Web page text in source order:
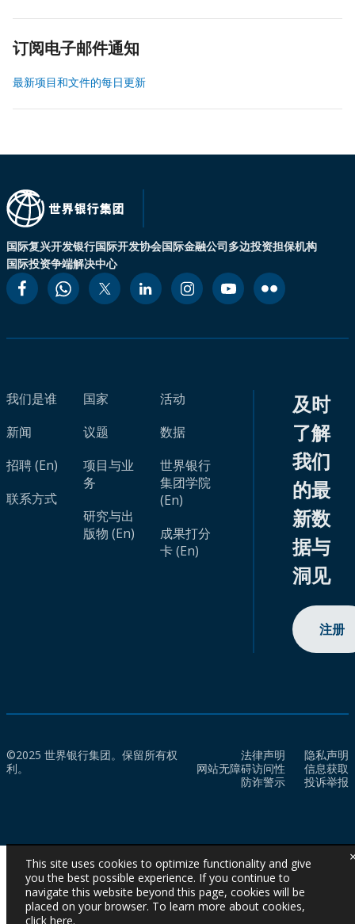
订阅电子邮件通知
最新项目和文件的每日更新
国际复兴开发银行国际开发协会国际金融公司多边投资担保机构
国际投资争端解决中心
我们是谁
新闻
招聘 (En)
联系方式
国家
议题
项目与业
务
研究与出
版物 (En)
活动
数据
世界银行
集团学院
(En)
成果打分
卡 (En)
及时
了解
我们
的最
新数
据与
洞见
注册
©2025 世界银行集团。保留所有权
利。
法律声明
隐私声明
网站无障碍访问性
信息获取
防诈警示
投诉举报
This site uses cookies to optimize functionality and give
you the best possible experience. If you continue to
navigate this website beyond this page, cookies will be
placed on your browser. To learn more about cookies,
click here.